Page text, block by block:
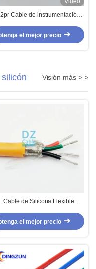
Video
Cable de instrumentación
el mejor precio
Visión más > >
Cable de Silicona Flexible
180 Naranja | EWKF-C 4
Hilos 0.75mm²
el mejor precio